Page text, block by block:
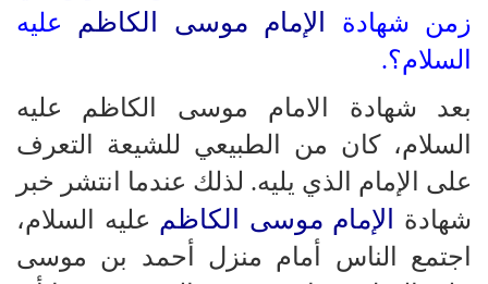
زمن شهادة الإمام موسى الكاظم عليه
السلام؟.
بعد شهادة الامام موسى الكاظم عليه
السلام، كان من الطبيعي للشيعة التعرف
على الإمام الذي يليه. لذلك عندما انتشر خبر
شهادة الإمام موسى الكاظم عليه السلام،
اجتمع الناس أمام منزل أحمد بن موسى